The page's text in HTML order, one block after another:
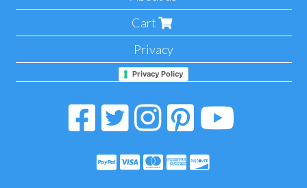
Cart
Privacy
Privacy Policy